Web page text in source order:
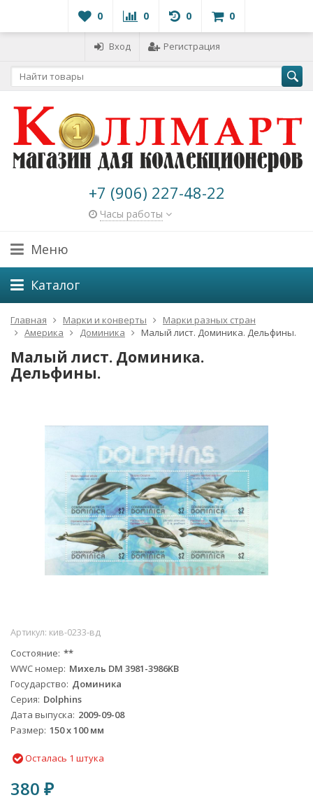
0 0 0 0
Вход Регистрация
+7 (906) 227-48-22
Часы работы
Меню
Каталог
Главная Марки и конверты
Марки разных стран
Америка
Доминика Малый лист. Доминика. Дельфины.
Малый лист. Доминика.
Дельфины.
Артикул: кив-0233-вд
Состояние **
WWC номер Михель DM 3981-3986KB
Государство Доминика
Серия Dolphins
Дата выпуска 2009-09-08
Размер 150 x 100 мм
Осталась 1 штука
380 ₽